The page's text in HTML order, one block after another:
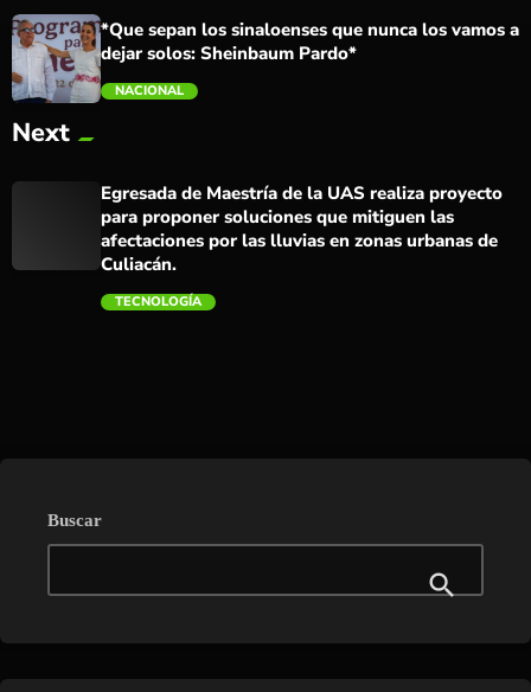
*Que sepan los sinaloenses que nunca los vamos a
dejar solos: Sheinbaum Pardo*
NACIONAL
Next
Egresada de Maestría de la UAS realiza proyecto
para proponer soluciones que mitiguen las
afectaciones por las lluvias en zonas urbanas de
Culiacán.
TECNOLOGÍA
Buscar